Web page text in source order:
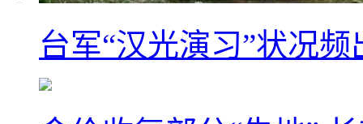
台军“汉光演习”状况